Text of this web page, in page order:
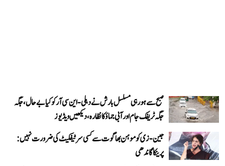
صبح سے ہو رہی مسلسل بارش نے دہلی-این سی آر کو کیا بے حال، جگہ
جگہ ٹریفک جام اور آبی جماؤ کا نظارہ، دیکھیں ویڈیوز
جین-زی کو موہن بھاگوت سے کسی سرٹیفکیٹ کی ضرورت نہیں:
پرینکا گاندھی